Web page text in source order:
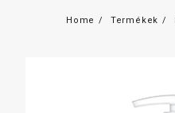
Home Termékek